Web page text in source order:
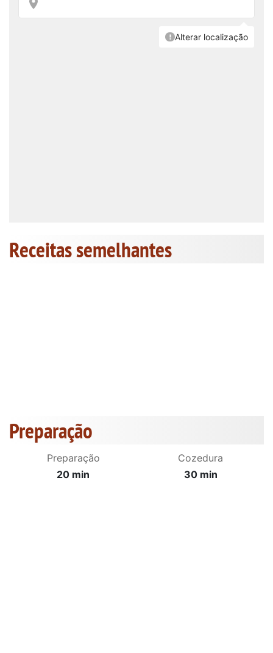
Receitas semelhantes
Preparação
Preparação
20 min
Cozedura
30 min